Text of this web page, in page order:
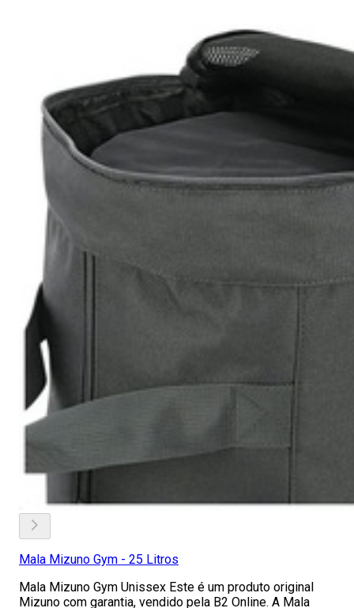
Mala Mizuno Gym - 25 Litros
Mala Mizuno Gym Unissex Este é um produto original
Mizuno com garantia, vendido pela B2 Online. A Mala